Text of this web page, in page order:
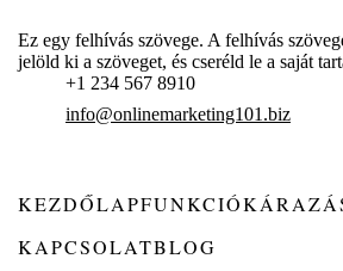
Ez egy felhívás szövege. A felhívás
jelöld ki a szöveget, és cseréld le a saját
+1 234 567 8910
info@onlinemarketing101.biz
KEZDŐLAPFUNKCIÓK
KAPCSOLATBLOG